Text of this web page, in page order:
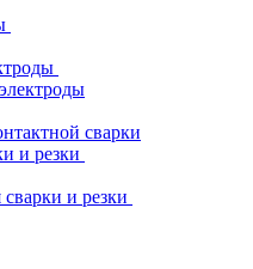
сварки
и резки
и резки